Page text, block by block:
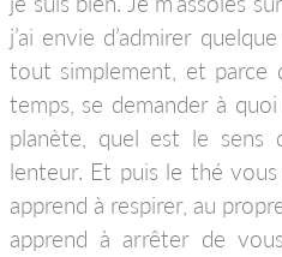
j’ai envie d’admirer
tout simplement, et parce
temps, se demander à
planète, quel est le sens
lenteur. Et puis le thé
apprend à respirer, au
apprend à arrêter de